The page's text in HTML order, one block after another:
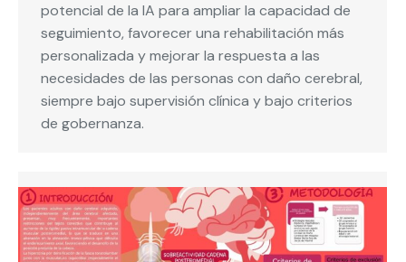
potencial de la IA para ampliar la capacidad de
seguimiento, favorecer una rehabilitación más
personalizada y mejorar la respuesta a las
necesidades de las personas con daño cerebral,
siempre bajo supervisión clínica y bajo criterios
de gobernanza.